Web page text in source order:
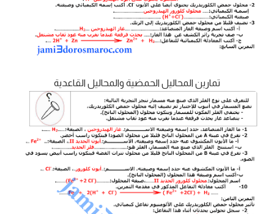
تمارين المحاليل الحمضية والمحاليل القاعدية